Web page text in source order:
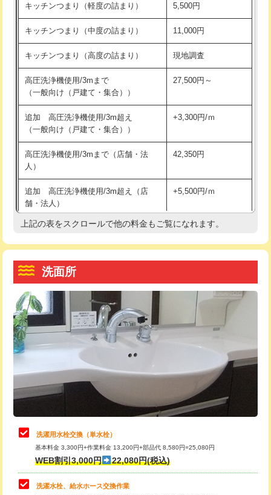
排水管工事（排水管工事/3ｍまで） 55,000円
排水管工事（追加 排水管工事/3ｍ超
+11,000円
マス交換（深さ50㎝未満）
マス交換（深さ50㎝以上） 66,000円
コンクリート斫り（厚さ10㎝まで）
コンクリート斫り（厚さ10㎝超え）
モルタル補修（厚さ10㎝まで） 27,500円
モルタル補修（厚さ10㎝超え） 38,500円
洗面台設置 38,500円
追加人工
廃棄・処分 現場見積
※給水管工事は20mmまでの価格です。
式・ワンホール）)
交換・取付(排水栓・排水トラップ
22,000円+材料費
持込商品取付（単水栓）
持込商品取付（混合水栓） 16,500円
給水管工事※（ホール加工)
給水管工事※（バンド止め) 3,300円
給水管工事※（支持金具設置) 5,500円
給水管工事※（保温材使用（バンド止
め込み）)
5,500円
給水管工事※（土の掘削・埋め戻し作
業)
11,000円
給水管工事※（塩ビ管（VP・HI）使
用/3ｍまで)
33,000円
給水管工事※（塩ビ管（VP・HI）使
用（追加）/3ｍ超え)
給水管工事※（ライニング鋼管・銅
管・ポリ管・HT管使用/3ｍまで)
44,000円
給水管工事※（ライニング鋼管・銅
管・ポリ管・HT管使用/3ｍ超え)
排水管工事（土の掘削・埋め戻し作
業）
キッチンつまり（軽度の詰まり） 5,500円
キッチンつまり（中度の詰まり） 11,000円
キッチンつまり（高度の詰まり） 現地調査
高圧洗浄機使用/3mまで
（一般向け（戸建て・集合））
27,500円～
追加 高圧洗浄機使用/3m超え
（一般向け（戸建て・集合））
+3,300円/ｍ
高圧洗浄機使用/3mまで（店舗・法
人）
42,350円
追加 高圧洗浄機使用/3m超え（店
舗・法人）
+5,500円/ｍ
高度高圧洗浄換 現地調査
トーラー機使用/3mまで
追加トーラー機使用/3m超え +3,300円
カメラ調査 33,000円
桝清掃
止水・漏水調査・防水処理・清掃・修
理・調整・分解・加工など（軽作業）
11,000円
止水・漏水調査・防水処理・清掃・修
理・調整・分解・加工など（中作業）
22,000円
止水・漏水調査・防水処理・清掃・修
理・調整・分解・加工など（重作業）
33,000円
キッチンタンク脱着
上記の表をスクロールで他の料金もご覧になれます。
洗面所
洗濯用水栓交換（単水栓）
基本料金 3,300円+作業料金 13,200円+部品代 8,580円=25,080円
WEB割引3,000円 22,080円(税込)
洗濯水栓、給水ホース交換作業